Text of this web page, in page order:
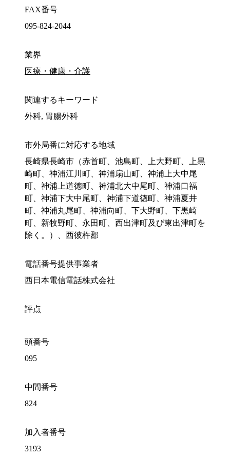
FAX番号
095-824-2044
業界
医療・健康・介護
関連するキーワード
外科, 胃腸外科
市外局番に対応する地域
長崎県長崎市（赤首町、池島町、上大野町、上黒
崎町、神浦江川町、神浦扇山町、神浦上大中尾
町、神浦上道徳町、神浦北大中尾町、神浦口福
町、神浦下大中尾町、神浦下道徳町、神浦夏井
町、神浦丸尾町、神浦向町、下大野町、下黒崎
町、新牧野町、永田町、西出津町及び東出津町を
除く。）、西彼杵郡
電話番号提供事業者
西日本電信電話株式会社
評点
頭番号
095
中間番号
824
加入者番号
3193